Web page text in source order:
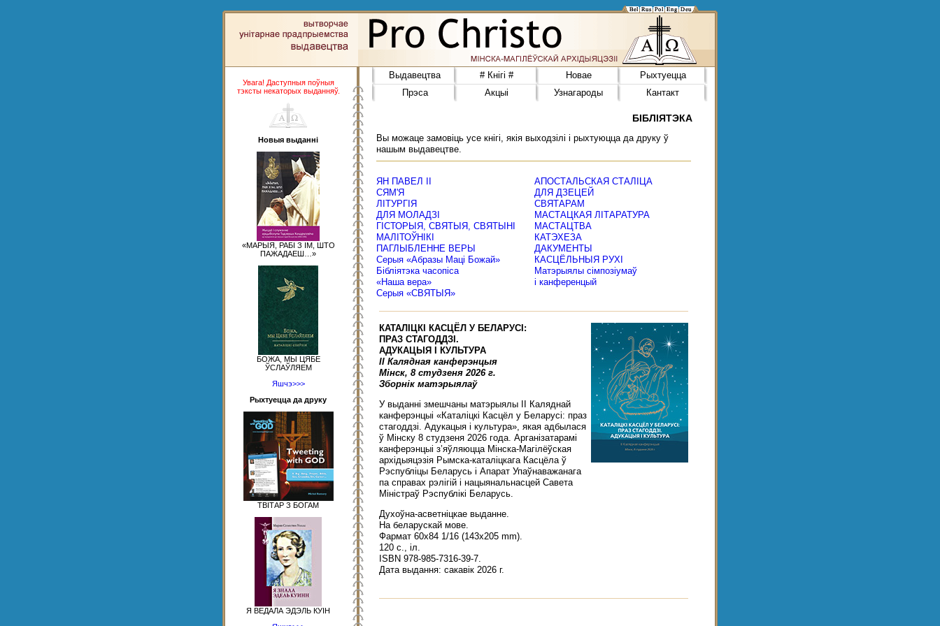
Увага! Даступныя поўныя
тэксты некаторых выданняў.
Новыя выданні
«МАРЫЯ, РАБІ З ІМ, ШТО
ПАЖАДАЕШ…»
БОЖА, МЫ ЦЯБЕ
ЎСЛАЎЛЯЕМ
Яшчэ>>>
Рыхтуецца да друку
ТВІТАР З БОГАМ
Я ВЕДАЛА ЭДЭЛЬ КУІН
Выдавецтва # Кнігі # Новае
Рыхтуецца
Прэса
Акцыі Узнагароды Кантакт
БІБЛІЯТЭКА
Вы можаце замовіць усе кнігі, якія выходзілі і рыхтуюцца да друку ў
нашым выдавецтве.
ЯН ПАВЕЛ ІІ
АПОСТАЛЬСКАЯ СТАЛІЦА
СЯМ'Я
ДЛЯ ДЗЕЦЕЙ
ЛІТУРГІЯ
СВЯТАРАМ
ДЛЯ МОЛАДЗІ
МАСТАЦКАЯ ЛІТАРАТУРА
ГІСТОРЫЯ, СВЯТЫЯ, СВЯТЫНІ
МАСТАЦТВА
МАЛІТОЎНІКІ
КАТЭХЕЗА
ПАГЛЫБЛЕННЕ ВЕРЫ
ДАКУМЕНТЫ
Серыя «Абразы Маці Божай»
КАСЦЁЛЬНЫЯ РУХІ
Бібліятэка часопіса
«Наша вера»
Матэрыялы сімпозіумаў
і канференцый
Серыя «СВЯТЫЯ»
КАТАЛІЦКІ КАСЦЁЛ У БЕЛАРУСІ:
ПРАЗ СТАГОДДЗІ.
АДУКАЦЫЯ І КУЛЬТУРА
ІІ Калядная канферэнцыя
Мінск, 8 студзеня 2026 г.
Зборнік матэрыялаў
У выданні змешчаны матэрыялы II Каляднай
канферэнцыі «Каталіцкі Касцёл у Беларусі: праз
стагоддзі. Адукацыя і культура», якая адбылася
ў Мінску 8 студзеня 2026 года. Арганізатарамі
канферэнцыі з’яўляюцца Мінска-Магілёўская
архідыяцэзія Рымска-каталіцкага Касцёла ў
Рэспубліцы Беларусь і Апарат Упаўнаважанага
па справах рэлігій і нацыянальнасцей Савета
Міністраў Рэспублікі Беларусь.
Духоўна-асветніцкае выданне.
На беларускай мове.
Фармат 60x84 1/16 (143x205 mm).
120 с., іл.
ISBN 978-985-7316-39-7.
Дата выдання: сакавік 2026 г.